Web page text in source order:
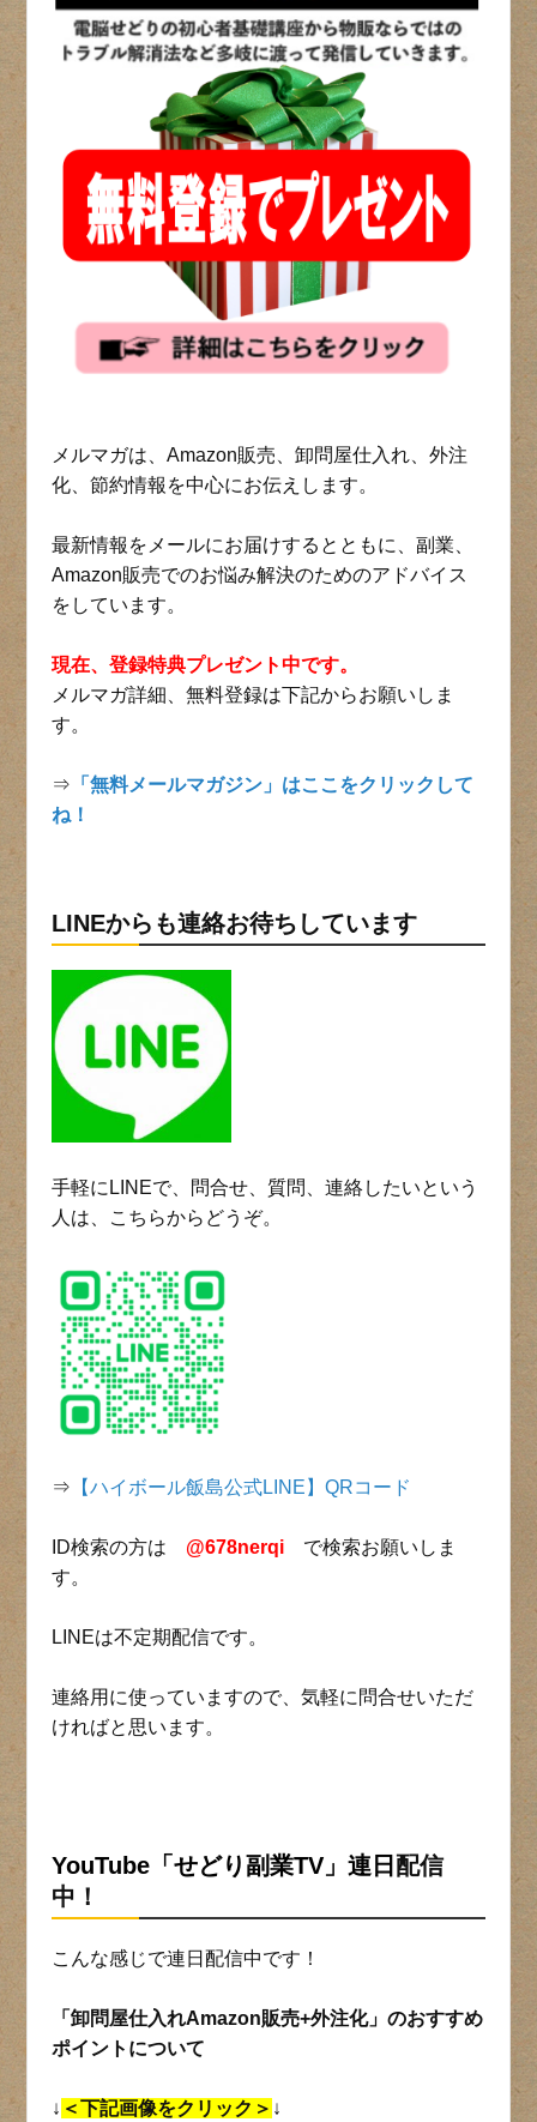
メルマガは、Amazon販売、卸問屋仕入れ、外注
化、節約情報を中心にお伝えします。
最新情報をメールにお届けするとともに、副業、
Amazon販売でのお悩み解決のためのアドバイス
をしています。
現在、登録特典プレゼント中です。
メルマガ詳細、無料登録は下記からお願いしま
す。
⇒ 「無料メールマガジン」はここをクリックして
ね！
LINEからも連絡お待ちしています
手軽にLINEで、問合せ、質問、連絡したいという
人は、こちらからどうぞ。
⇒ 【ハイボール飯島公式LINE】QRコード
ID検索の方は @678nerqi
で検索お願いしま
す。
LINEは不定期配信です。
連絡用に使っていますので、気軽に問合せいただ
ければと思います。
YouTube「せどり副業TV」連日 配信
中！
こんな感じで連日配信中です！
「卸問屋仕入れAmazon販売+外注化」のおすすめ
ポイントについて
↓ ＜下記画像をクリック＞ ↓